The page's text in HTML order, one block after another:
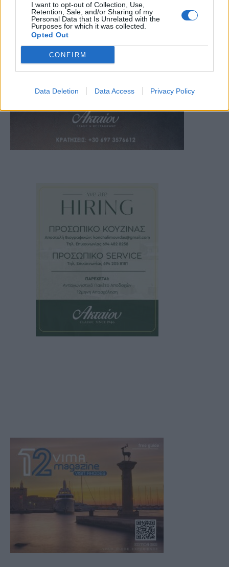
I want to opt-out of Collection, Use,
Retention, Sale, and/or Sharing of my
Personal Data that Is Unrelated with the
Purposes for which it was collected.
Opted Out
CONFIRM
Data Deletion Data Access Privacy Policy